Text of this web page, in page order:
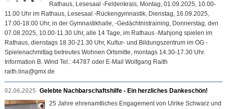
Rathaus, Lesesaal -Feldenkrais, Montag, 01.09.2025, 10.00-
11.00 Uhr im Rathaus, Lesesaal -Rückengymnastik, Dienstag, 16.09.2025,
17.00-18.00 Uhr, in der Gymnastikhalle, -Gedächtnistraining, Donnerstag, den
07.08.2025, 10.00-11.30 Uhr, alle 14 Tage, im Rathaus -Mahjong spielen im
Rathaus, dienstags 18.30-21.30 Uhr, Kultur- und Bildungszentrum im OG -
Spielenachmittag betreutes Wohnen Ortsmitte, montags 14.30-17.30 Uhr.
Information B. Wind Tel.: 44787 oder E-Mail Wolfgang Raith
raith.lina@gmx.de
02.06.2025 Gelebte Nachbarschaftshilfe - Ein herzliches Dankeschön!
25 Jahre ehrenamtliches Engagement von Ulrike Schwarz und